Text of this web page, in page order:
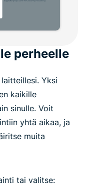
perheelle
Yksi
kaikille
sinulle. Voit
yhtä aikaa, ja
muita
tai valitse: